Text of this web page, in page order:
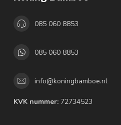
085 060 8853
085 060 8853
info@koningbamboe.nl
KVK nummer: 72734523